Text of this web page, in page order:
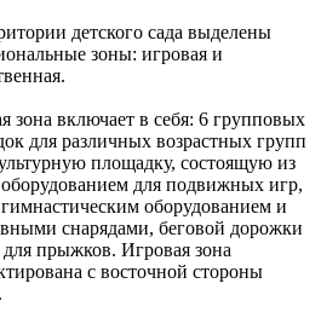
детского сада выделены
зоны: игровая и
зона включает в себя: 6 групповых
для различных возрастных групп
площадку, состоящую из
для подвижных игр,
оборудованием и
снарядами, беговой дорожки
прыж­ков. Игровая зона
с восточной стороны